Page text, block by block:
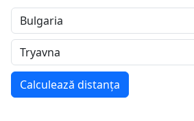
Calculează distanța